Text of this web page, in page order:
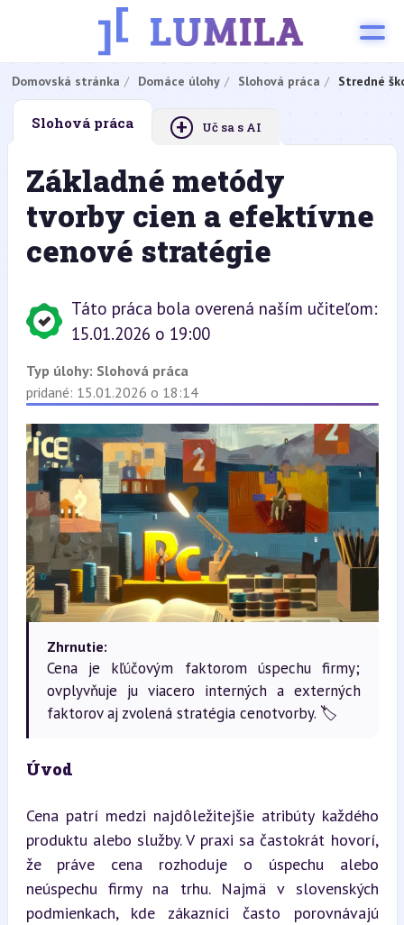
Domovská stránka Domáce úlohy Slohová práca Stredné
Slohová práca + Uč sa s AI
Základné metódy
tvorby cien a efektívne
cenové stratégie
Táto práca bola overená naším učiteľom:
15.01.2026 o 19:00
Typ úlohy: Slohová práca
pridané: 15.01.2026 o 18:14
Zhrnutie:
Cena je kľúčovým faktorom úspechu firmy;
ovplyvňuje ju viacero interných a externých
faktorov aj zvolená stratégia cenotvorby. 🏷️
Úvod
Cena patrí medzi najdôležitejšie atribúty každého
produktu alebo služby. V praxi sa častokrát hovorí,
že práve cena rozhoduje o úspechu alebo
neúspechu firmy na trhu. Najmä v slovenských
podmienkach, kde zákazníci často porovnávajú